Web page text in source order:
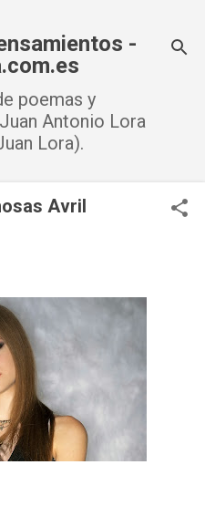
-
poemas y
Antonio Lora
Lora).
Avril